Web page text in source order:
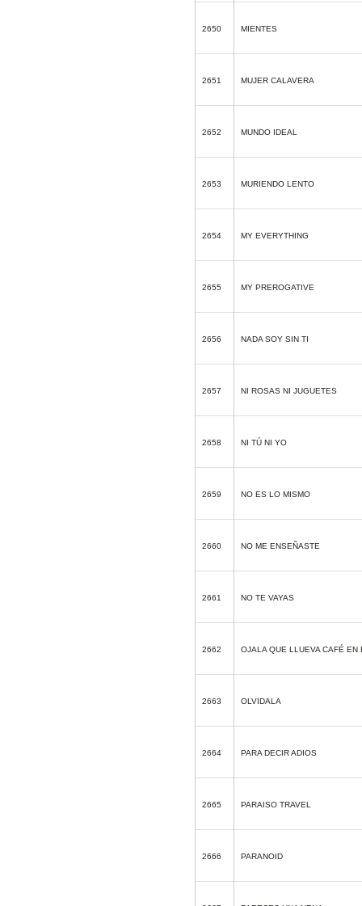
2650 MIENTES
2651 MUJER CALAVERA
2652 MUNDO IDEAL
2653 MURIENDO LENTO
2654 MY EVERYTHING
2655 MY PREROGATIVE
2656 NADA SOY SIN TI
2657 NI ROSAS NI JUGUETES
2658 NI TÚ NI YO
2659 NO ES LO MISMO
2660 NO ME ENSEÑASTE
2661 NO TE VAYAS
2662 OJALA QUE LLUEVA CAFÉ EN
2663 OLVIDALA
2664 PARA DECIR ADIOS
2665 PARAISO TRAVEL
2666 PARANOID